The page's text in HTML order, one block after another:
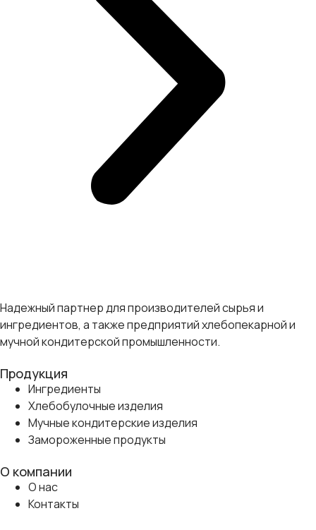
Надежный партнер для производителей сырья и
ингредиентов, а также предприятий хлебопекарной и
мучной кондитерской промышленности.
Продукция
Ингредиенты
Хлебобулочные изделия
Мучные кондитерские изделия
Замороженные продукты
О компании
О нас
Контакты